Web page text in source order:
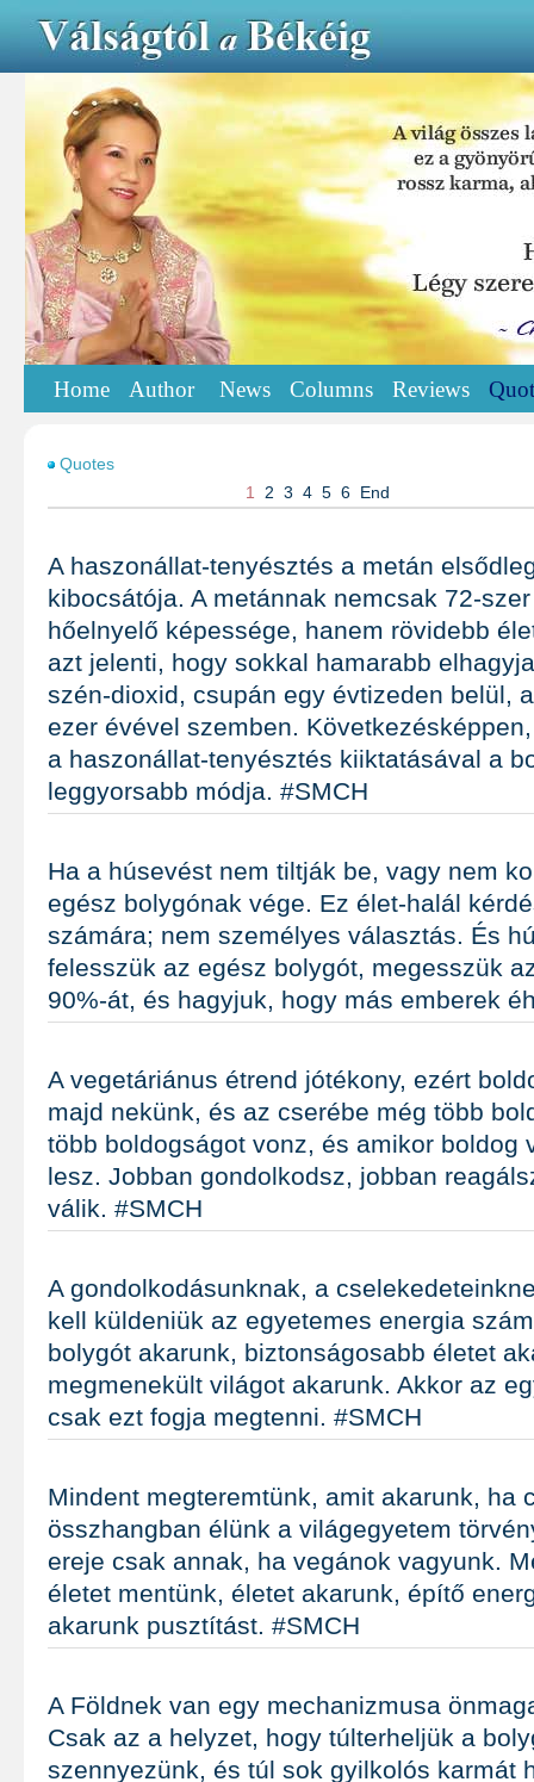
Home Author News Columns Reviews
Quotes
1
2 3 4 5 6 End
A haszonállat-tenyésztés a metán
kibocsátója. A metánnak nemcsak 72-
hőelnyelő képessége, hanem rövidebb
azt jelenti, hogy sokkal hamarabb
szén-dioxid, csupán egy évtizeden belül,
ezer évével szemben.
a haszonállat-tenyésztés kiiktatásával a
leggyorsabb módja. #SMCH
Ha a húsevést nem tiltják be, vagy nem
egész bolygónak vége. Ez élet-halál
számára; nem személyes választás. És
felesszük az egész bolygót, megesszük
90%-át, és hagyjuk, hogy más emberek
A vegetáriánus étrend jótékony, ezért
majd nekünk, és az cserébe még több
több boldogságot vonz, és amikor boldog
lesz. Jobban gondolkodsz, jobban
válik. #SMCH
A gondolkodásunknak, a
kell küldeniük az egyetemes energia
bolygót akarunk, biztonságosabb életet
megmenekült világot akarunk. Akkor az
csak ezt fogja megtenni. #SMCH
Mindent megteremtünk, amit akarunk, ha
összhangban élünk a világegyetem
ereje csak annak, ha vegánok vagyunk.
életet mentünk, életet akarunk, építő
akarunk pusztítást. #SMCH
A Földnek van egy mechanizmusa
Csak az a helyzet, hogy túlterheljük a
szennyezünk, és túl sok gyilkolós karmát